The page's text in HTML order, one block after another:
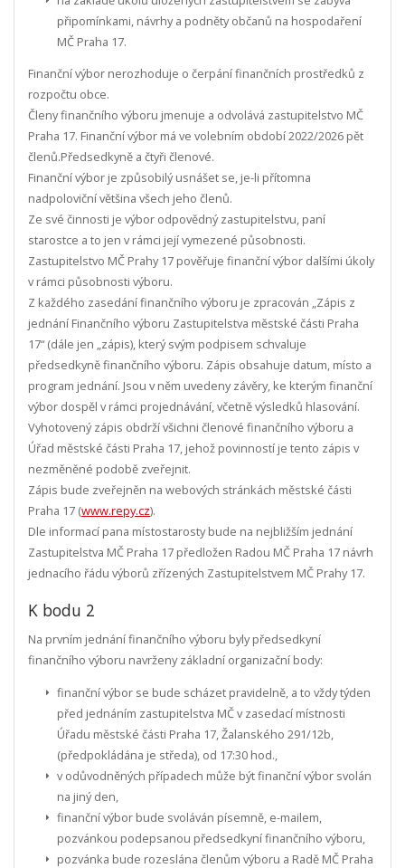
připomínkami, návrhy a podněty občanů na hospodaření
MČ Praha 17.
Finanční výbor nerozhoduje o čerpání finančních prostředků z
rozpočtu obce.
Členy finančního výboru jmenuje a odvolává zastupitelstvo MČ
Praha 17. Finanční výbor má ve volebním období 2022/2026 pět
členů.Předsedkyně a čtyři členové.
Finanční výbor je způsobilý usnášet se, je-li přítomna
nadpoloviční většina všech jeho členů.
Ze své činnosti je výbor odpovědný zastupitelstvu, paní
starostce a to jen v rámci její vymezené působnosti.
Zastupitelstvo MČ Prahy 17 pověřuje finanční výbor dalšími úkoly
v rámci působnosti výboru.
Z každého zasedání finančního výboru je zpracován „Zápis z
jednání Finančního výboru Zastupitelstva městské části Praha
17“ (dále jen „zápis), který svým podpisem schvaluje
předsedkyně finančního výboru. Zápis obsahuje datum, místo a
program jednání. Jsou v něm uvedeny závěry, ke kterým finanční
výbor dospěl v rámci projednávání, včetně výsledků hlasování.
Vyhotovený zápis obdrží všichni členové finančního výboru a
Úřad městské části Praha 17, jehož povinností je tento zápis v
nezměněné podobě zveřejnit.
Zápis bude zveřejněn na webových stránkách městské části
Praha 17 (www.repy.cz).
Dle informací pana místostarosty bude na nejbližším jednání
Zastupitelstva MČ Praha 17 předložen Radou MČ Praha 17 návrh
jednacího řádu výborů zřízených Zastupitelstvem MČ Prahy 17.
K bodu 2
Na prvním jednání finančního výboru byly předsedkyní
finančního výboru navrženy základní organizační body:
finanční výbor se bude scházet pravidelně, a to vždy týden
před jednáním zastupitelstva MČ v zasedací místnosti
Úřadu městské části Praha 17, Žalanského 291/12b,
(předpokládána je středa), od 17:30 hod.,
v odůvodněných případech může být finanční výbor svolán
na jiný den,
finanční výbor bude svoláván písemně, e-mailem,
pozvánkou podepsanou předsedkyní finančního výboru,
pozvánka bude rozeslána členům výboru a Radě MČ Praha